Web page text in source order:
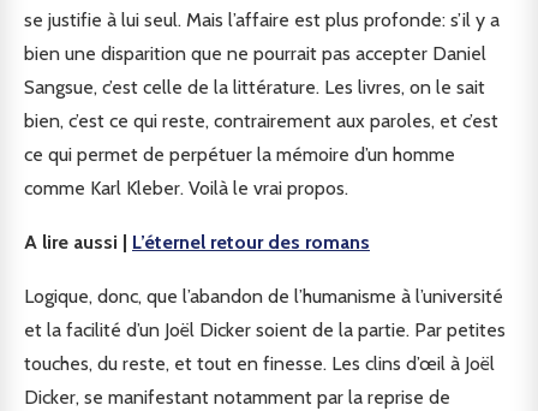
se justifie à lui seul. Mais l’affaire est plus profonde: s’il y a
bien une disparition que ne pourrait pas accepter Daniel
Sangsue, c’est celle de la littérature. Les livres, on le sait
bien, c’est ce qui reste, contrairement aux paroles, et c’est
ce qui permet de perpétuer la mémoire d’un homme
comme Karl Kleber. Voilà le vrai propos.
A lire aussi | L’éternel retour des romans
Logique, donc, que l’abandon de l’humanisme à l’université
et la facilité d’un Joël Dicker soient de la partie. Par petites
touches, du reste, et tout en finesse. Les clins d’œil à Joël
Dicker, se manifestant notamment par la reprise de